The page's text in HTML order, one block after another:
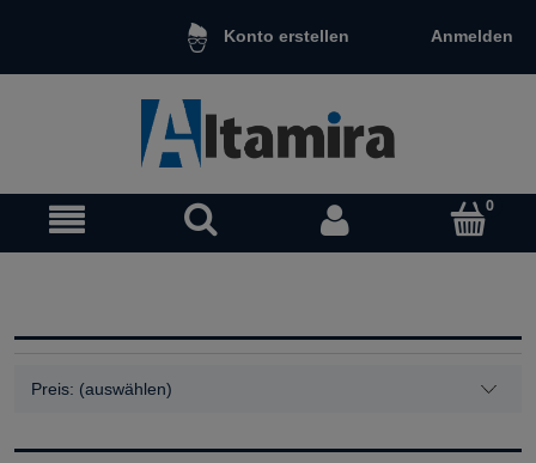
Konto erstellen Anmelden
Preis: (auswählen)